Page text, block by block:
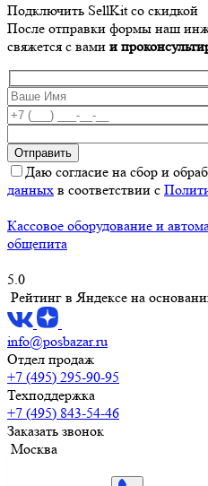
Подключить SellKit со скидкой
После отправки формы наш
свяжется с вами и
Даю согласие на сбор и
данных в соответствии с
Кассовое оборудование и
общепита
5.0
Рейтинг в Яндексе на
info@posbazar.ru
Отдел продаж
+7 (495) 295-90-95
Техподдержка
+7 (495) 843-54-46
Заказать звонок
Москва